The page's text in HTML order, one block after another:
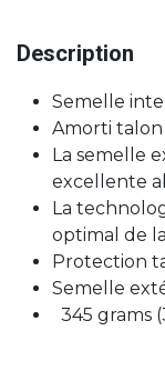
Description
Semelle
Amorti talon
La semelle
excellente
La
optimal de
Protection
Semelle
345 grams